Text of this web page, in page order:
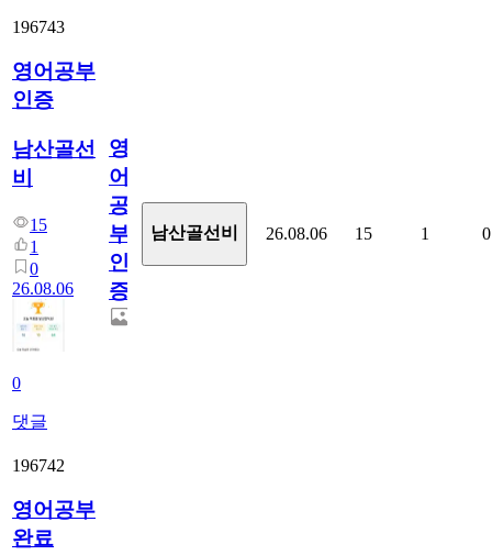
196743
영어공부
인증
남산골선
비
15
1
0
26.08.06
0
댓글
영
어
공
부
인
증
남산골선비 26.08.06 15 1 0
196742
영어공부
완료